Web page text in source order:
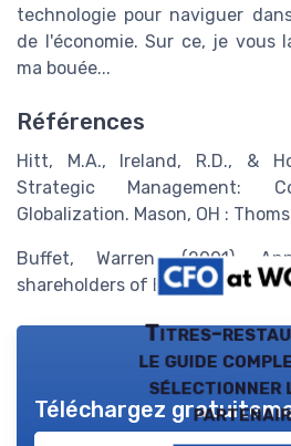
technologie pour naviguer
de l'économie. Sur ce, je vous
ma bouée...
Références
Hitt, M.A., Ireland, R.D., &
Strategic Management:
Globalization. Mason, OH :
Buffet, Warren. (2001).
shareholders of Berkshire
Titres-
le guide
sélectionner
Téléchargez